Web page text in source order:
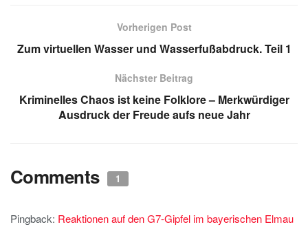
o
k
Vorherigen Post
Zum virtuellen Wasser und Wasserfußabdruck. Teil 1
Nächster Beitrag
Kriminelles Chaos ist keine Folklore – Merkwürdiger
Ausdruck der Freude aufs neue Jahr
Comments 1
Pingback: Reaktionen auf den G7-Gipfel im bayerischen Elmau